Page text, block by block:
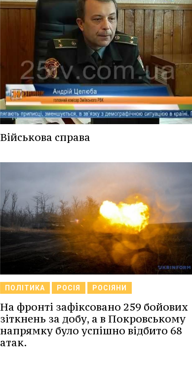
Військова справа
ПОЛІТИКА РОСІЯ РОСІЯНИ
На фронті зафіксовано 259 бойових
зіткнень за добу, а в Покровському
напрямку було успішно відбито 68
атак.